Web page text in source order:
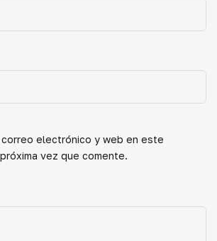
correo electrónico y web en este
vez que comente.